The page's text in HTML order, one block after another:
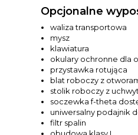
Opcjonalne
waliza transportowa
mysz
klawiatura
okulary ochronne dla
przystawka rotująca
blat roboczy z
stolik roboczy z
soczewka f-theta
uniwersalny podajnik
filtr spalin
obudowa klasy I